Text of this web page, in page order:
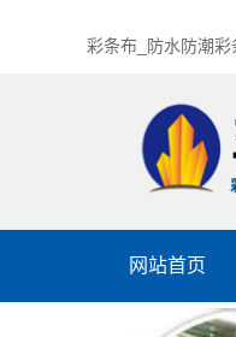
彩条布_防水防潮
网站首页